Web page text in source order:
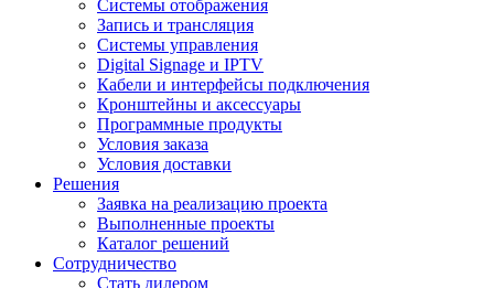
Системы отображения
Запись и трансляция
Системы управления
Digital Signage и IPTV
Кабели и интерфейсы подключения
Кронштейны и аксессуары
Программные продукты
Условия заказа
Условия доставки
Решения
Заявка на реализацию проекта
Выполненные проекты
Каталог решений
Сотрудничество
Стать дилером